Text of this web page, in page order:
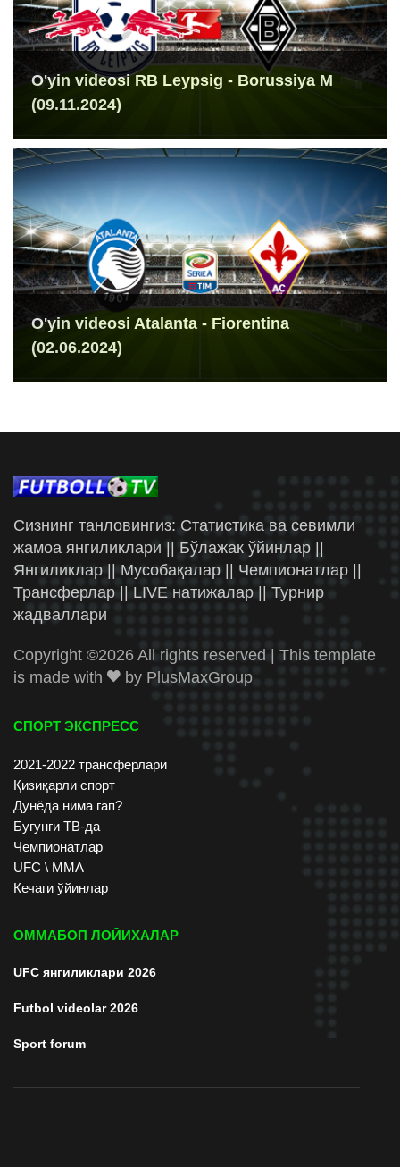
O'yin videosi RB Leypsig - Borussiya M
(09.11.2024)
O'yin videosi Atalanta - Fiorentina
(02.06.2024)
Сизнинг танловингиз: Статистика ва севимли
жамоа янгиликлари || Бўлажак ўйинлар ||
Янгиликлар || Мусобақалар || Чемпионатлар ||
Трансферлар || LIVE натижалар || Турнир
жадваллари
Copyright ©2026 All rights reserved | This template
is made with
by PlusMaxGroup
СПОРТ ЭКСПРЕСС
2021-2022 трансферлари
Қизиқарли спорт
Дунёда нима гап?
Бугунги ТВ-да
Чемпионатлар
UFC \ ММА
Кечаги ўйинлар
ОММАБОП ЛОЙИХАЛАР
UFC янгиликлари 2026
Futbol videolar 2026
Sport forum